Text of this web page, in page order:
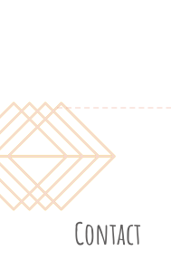
Contact